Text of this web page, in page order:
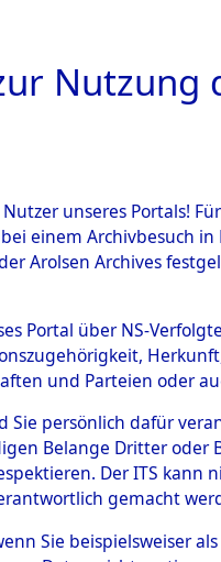
und
Nutzung
unseres Portals!
einem Archivbesuch
Arolsen Archives
Portal über NS-
und Parteien oder
Sie persönlich dafür
Belange Dritter
Der ITS
gemacht
Sie beispielsweiser